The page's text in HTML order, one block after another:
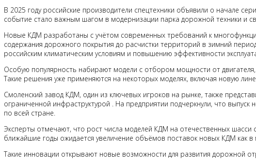
В 2025 году российские производители спецтехники объявили о начале
событие стало важным шагом в модернизации парка дорожной техники и
Новые КДМ разработаны с учётом современных требований к
содержания дорожного покрытия до расчистки территорий в зимний
российским климатическим условиям и повышению эффективности
Особую популярность набирают модели с отбором мощности от
Такие решения уже применяются на некоторых моделях, включая новую
Смоленский завод КДМ, один из ключевых игроков на рынке, также
ограниченной инфраструктурой . На предприятии подчеркнули, что
по всей стране.
Эксперты отмечают, что рост числа моделей КДМ на отечественных шасси
ближайшие годы ожидается увеличение объёмов поставок новых КДМ как
Такие инновации открывают новые возможности для развития дорожной